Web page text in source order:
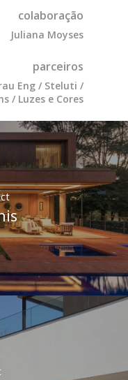
colaboração
Juliana Moyses
parceiros
Eng / Steluti /
/ Luzes e Cores